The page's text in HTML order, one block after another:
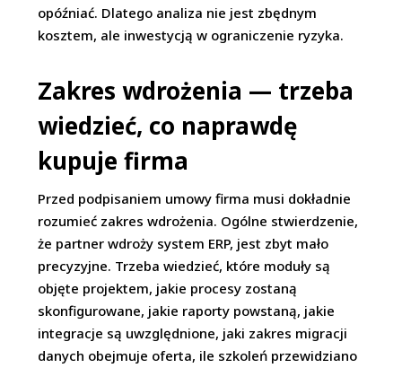
opóźniać. Dlatego analiza nie jest zbędnym
kosztem, ale inwestycją w ograniczenie ryzyka.
Zakres wdrożenia — trzeba
wiedzieć, co naprawdę
kupuje firma
Przed podpisaniem umowy firma musi dokładnie
rozumieć zakres wdrożenia. Ogólne stwierdzenie,
że partner wdroży system ERP, jest zbyt mało
precyzyjne. Trzeba wiedzieć, które moduły są
objęte projektem, jakie procesy zostaną
skonfigurowane, jakie raporty powstaną, jakie
integracje są uwzględnione, jaki zakres migracji
danych obejmuje oferta, ile szkoleń przewidziano